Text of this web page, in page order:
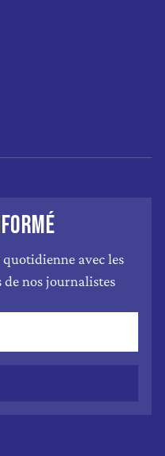
avec les
de nos journalistes